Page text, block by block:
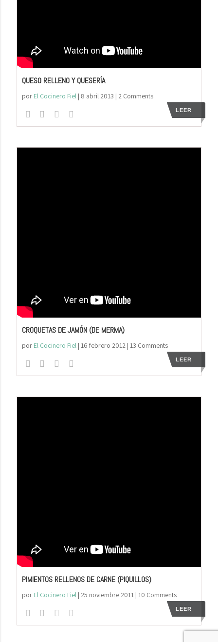
QUESO RELLENO Y QUESERÍA
por El Cocinero Fiel| 8 abril 2013 | 2 Comments
LEER
CROQUETAS DE JAMÓN (DE MERMA)
por El Cocinero Fiel| 16 febrero 2012| 13 Comments
LEER
PIMIENTOS RELLENOS DE CARNE (PIQUILLOS)
por El Cocinero Fiel| 25 noviembre 2011| 10 Comments
LEER